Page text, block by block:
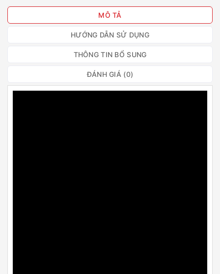
MÔ TẢ
HƯỚNG DẪN SỬ DỤNG
THÔNG TIN BỔ SUNG
ĐÁNH GIÁ (0)